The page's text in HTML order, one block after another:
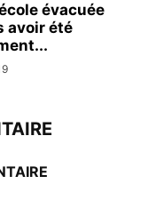
évacuée
avoir été